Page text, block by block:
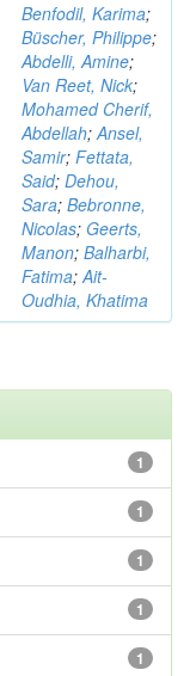
Benfodil, Karima;
Büscher, Philippe;
Abdelli, Amine;
Van Reet, Nick;
Mohamed Cherif,
Abdellah;Ansel,
Samir; Fettata,
Said; Dehou,
Sara; Bebronne,
Nicolas; Geerts,
Manon; Balharbi,
Fatima;Ait-
Oudhia, Khatima
1
1
1
1
1